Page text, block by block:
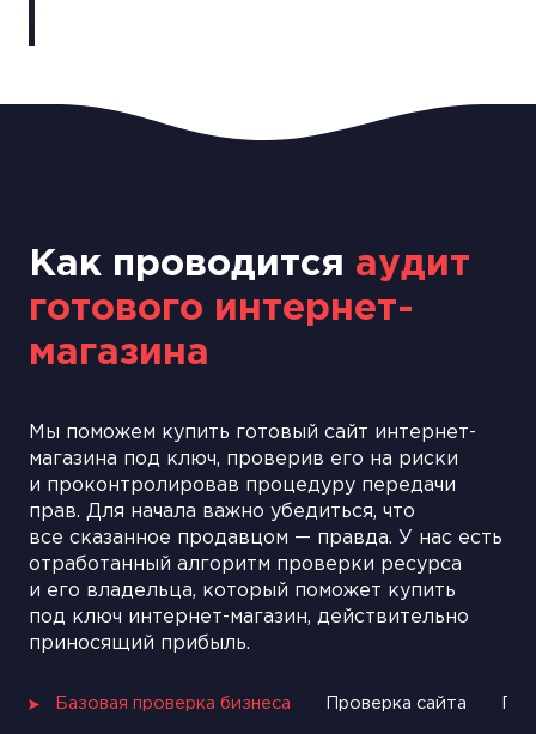
Как проводится аудит
готового интернет-
магазина
Мы поможем купить готовый сайт интернет-
магазина под ключ, проверив его на риски
и проконтролировав процедуру передачи
прав. Для начала важно убедиться, что
все сказанное продавцом — правда. У нас есть
отработанный алгоритм проверки ресурса
и его владельца, который поможет купить
под ключ интернет-магазин, действительно
приносящий прибыль.
Базовая проверка бизнеса Проверка сайта